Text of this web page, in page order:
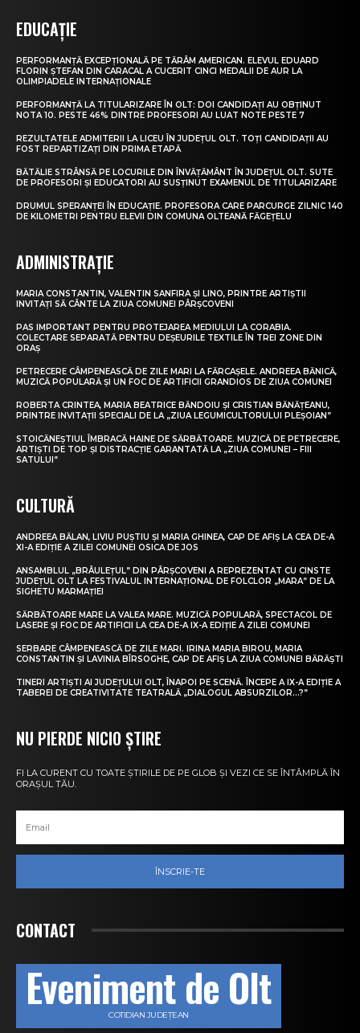
EDUCAȚIE
PERFORMANȚĂ EXCEPȚIONALĂ PE TĂRÂM AMERICAN. ELEVUL EDUARD
FLORIN ȘTEFAN DIN CARACAL A CUCERIT CINCI MEDALII DE AUR LA
OLIMPIADELE INTERNAȚIONALE
PERFORMANȚĂ LA TITULARIZARE ÎN OLT: DOI CANDIDAȚI AU OBȚINUT
NOTA 10. PESTE 46% DINTRE PROFESORI AU LUAT NOTE PESTE 7
REZULTATELE ADMITERII LA LICEU ÎN JUDEȚUL OLT. TOȚI CANDIDAȚII AU
FOST REPARTIZAȚI DIN PRIMA ETAPĂ
BĂTĂLIE STRÂNSĂ PE LOCURILE DIN ÎNVĂȚĂMÂNT ÎN JUDEȚUL OLT. SUTE
DE PROFESORI ȘI EDUCATORI AU SUSȚINUT EXAMENUL DE TITULARIZARE
DRUMUL SPERANȚEI ÎN EDUCAȚIE. PROFESORA CARE PARCURGE ZILNIC 140
DE KILOMETRI PENTRU ELEVII DIN COMUNA OLTEANĂ FĂGEȚELU
ADMINISTRAȚIE
MARIA CONSTANTIN, VALENTIN SANFIRA ȘI LINO, PRINTRE ARTIȘTII
INVITAȚI SĂ CÂNTE LA ZIUA COMUNEI PÂRȘCOVENI
PAS IMPORTANT PENTRU PROTEJAREA MEDIULUI LA CORABIA.
COLECTARE SEPARATĂ PENTRU DEȘEURILE TEXTILE ÎN TREI ZONE DIN
ORAȘ
PETRECERE CÂMPENEASCĂ DE ZILE MARI LA FĂRCAȘELE. ANDREEA BĂNICĂ,
MUZICĂ POPULARĂ ȘI UN FOC DE ARTIFICII GRANDIOS DE ZIUA COMUNEI
ROBERTA CRINTEA, MARIA BEATRICE BĂNDOIU ȘI CRISTIAN BĂNĂȚEANU,
PRINTRE INVITAȚII SPECIALI DE LA „ZIUA LEGUMICULTORULUI PLEȘOIAN”
STOICĂNEȘTIUL ÎMBRACĂ HAINE DE SĂRBĂTOARE. MUZICĂ DE PETRECERE,
ARTIȘTI DE TOP ȘI DISTRACȚIE GARANTATĂ LA „ZIUA COMUNEI – FIII
SATULUI”
CULTURĂ
ANDREEA BĂLAN, LIVIU PUȘTIU ȘI MARIA GHINEA, CAP DE AFIȘ LA CEA DE-A
XI-A EDIȚIE A ZILEI COMUNEI OSICA DE JOS
ANSAMBLUL „BRÂULEȚUL” DIN PÂRȘCOVENI A REPREZENTAT CU CINSTE
JUDEȚUL OLT LA FESTIVALUL INTERNAȚIONAL DE FOLCLOR „MARA” DE LA
SIGHETU MARMAȚIEI
SĂRBĂTOARE MARE LA VALEA MARE. MUZICĂ POPULARĂ, SPECTACOL DE
LASERE ȘI FOC DE ARTIFICII LA CEA DE-A IX-A EDIȚIE A ZILEI COMUNEI
SERBARE CÂMPENEASCĂ DE ZILE MARI. IRINA MARIA BIROU, MARIA
CONSTANTIN ȘI LAVINIA BÎRSOGHE, CAP DE AFIȘ LA ZIUA COMUNEI BĂRĂȘTI
TINERI ARTIȘTI AI JUDEȚULUI OLT, ÎNAPOI PE SCENĂ. ÎNCEPE A IX-A EDIȚIE A
TABEREI DE CREATIVITATE TEATRALĂ „DIALOGUL ABSURZILOR…?”
NU PIERDE NICIO ȘTIRE
FI LA CURENT CU TOATE ȘTIRILE DE PE GLOB ȘI VEZI CE SE ÎNTÂMPLĂ ÎN
ORAȘUL TĂU.
ÎNSCRIE-TE
CONTACT
Eveniment de Olt
COTIDIAN JUDEȚEAN